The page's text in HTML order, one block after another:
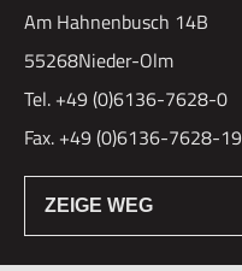
Am Hahnenbusch 14B
55268Nieder-Olm
Tel. +49 (0)6136-7628-0
Fax. +49 (0)6136-7628-19
ZEIGE WEG